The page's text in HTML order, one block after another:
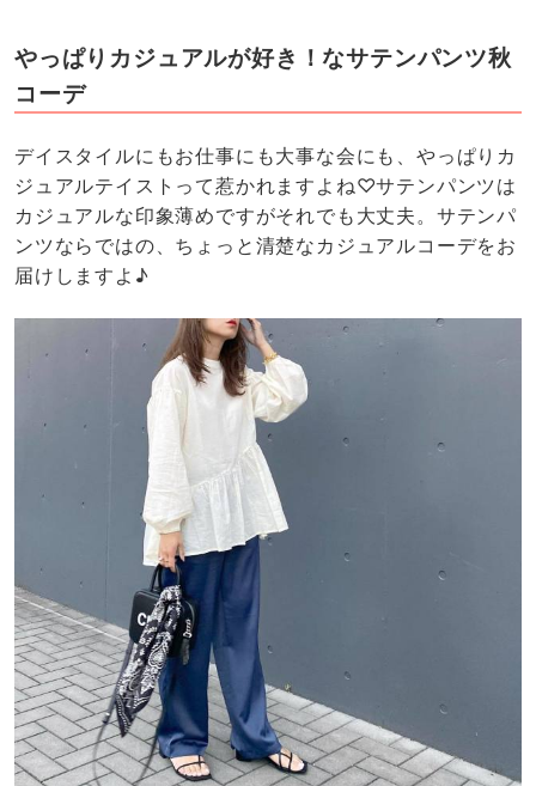
やっぱりカジュアルが好き！なサテンパンツ秋
コーデ
デイスタイルにもお仕事にも大事な会にも、やっぱりカ
ジュアルテイストって惹かれますよね♡サテンパンツは
カジュアルな印象薄めですがそれでも大丈夫。サテンパ
ンツならではの、ちょっと清楚なカジュアルコーデをお
届けしますよ♪